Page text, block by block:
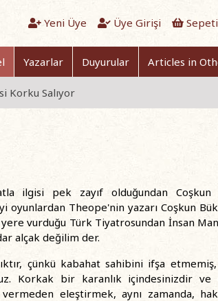
Yeni Üye Üye Girişi
Yazarlar Duyurular Articles in
Korku Salıyor
ilgisi pek zayıf olduğundan Coşkun
oyunlardan Theope'nin yazarı Coşkun
vurduğu Türk Tiyatrosundan İnsan
alçak değilim der.
çünkü kabahat sahibini ifşa
Korkak bir karanlık içindesinizdir ve
eleştirmek, aynı zamanda,